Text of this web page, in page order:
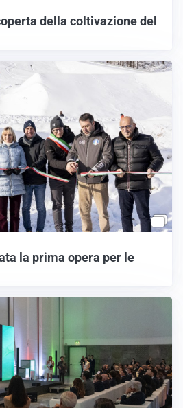
della coltivazione del
la prima opera per le